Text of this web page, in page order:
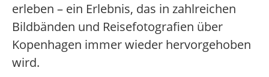
erleben – ein Erlebnis, das in zahlreichen
Bildbänden und Reisefotografien über
Kopenhagen immer wieder hervorgehoben
wird.